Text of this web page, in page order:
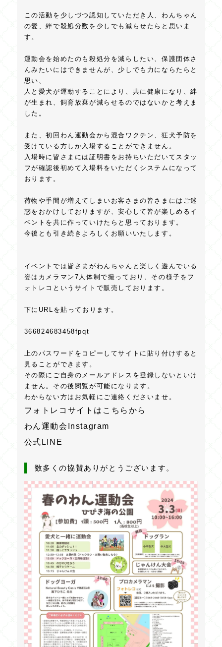
この活動を少しづつ認知していただき人、わんちゃん
の愛、絆で殺処分数を少しでも減らせたらと思いま
す。
運動会を始めたのも殺処分を減らしたい、保護団体さ
んみたいにはできませんが、少しでも力にならたらと
思い、
人と愛犬が運動することにより、共に健康になり、絆
が生まれ、飼育放棄が減らせるのではないかと考えま
した。
また、初回わん運動会から混合ワクチン、狂犬予防を
受けている方しか入場することができません。
入場時に皆さまには証明書をお持ちいただいてスタッ
フが確認後初めて入場料をいただくシステムになって
おります。
荷物や手間が増えてしまいお客さまの皆さまにはご迷
惑をおかけしておりますが、安心して皆が楽しめるイ
ベントを共に作っていけたらと思っております。
今後とも引き続きよろしくお願いいたします。
イベントでは皆さまがわんちゃんと楽しく遊んでいる
姿はカメラマン7人体制で撮っており、その様子をフ
ォトレコというサイトで販売しております。
下にURLを貼っております。
366824683458fpqt
上のパスワードをコピーしてサイトに貼り付けすると
見ることができます。
その際にご自身のメールアドレスを登録しないといけ
ません。その後閲覧が可能になります。
わからない方はお気軽にご連絡くださいませ。
フォトレコサイトはこちらから
わん運動会Instagram
公式LINE
数多くの協賛ありがとうございます。